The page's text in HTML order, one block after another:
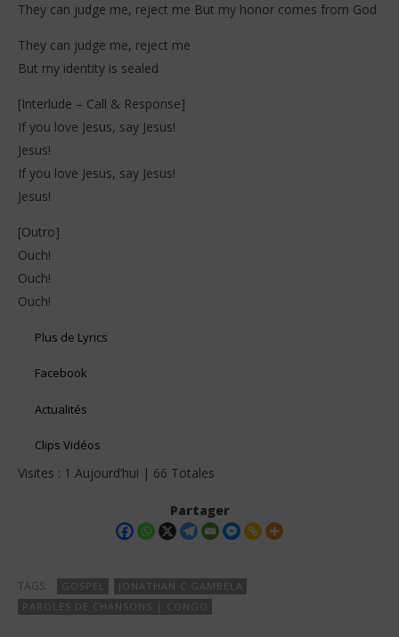
They can judge me, reject me But my honor comes from God
They can judge me, reject me
But my identity is sealed
[Interlude – Call & Response]
If you love Jesus, say Jesus!
Jesus!
If you love Jesus, say Jesus!
Jesus!
[Outro]
Ouch!
Ouch!
Ouch!
Plus de Lyrics
Facebook
Actualités
Clips Vidéos
Visites : 1 Aujourd’hui | 66 Totales
Partager
TAGS: GOSPEL
JONATHAN C GAMBELA
PAROLES DE CHANSONS | CONGO